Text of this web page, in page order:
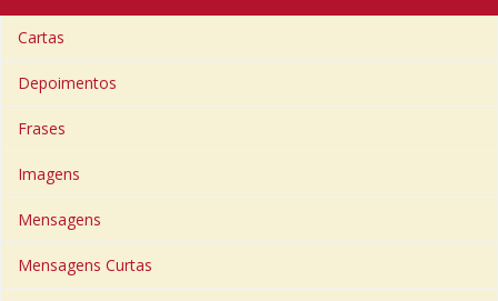
Cartas
Depoimentos
Frases
Imagens
Mensagens
Mensagens Curtas